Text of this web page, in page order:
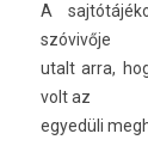
A
szóvivője
utalt arra,
volt az
egyedüli